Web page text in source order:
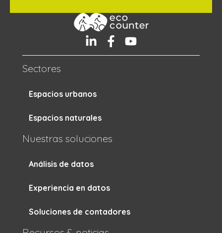
Sectores
Espacios urbanos
Espacios naturales
Nuestras soluciones
Análisis de datos
Experiencia en datos
Soluciones de contadores